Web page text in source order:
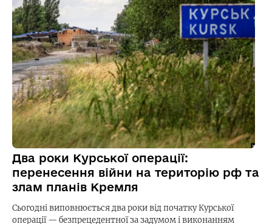
Два роки Курської операції:
перенесення війни на територію рф та
злам планів Кремля
Сьогодні виповнюється два роки від початку Курської
операції — безпрецедентної за задумом і виконанням